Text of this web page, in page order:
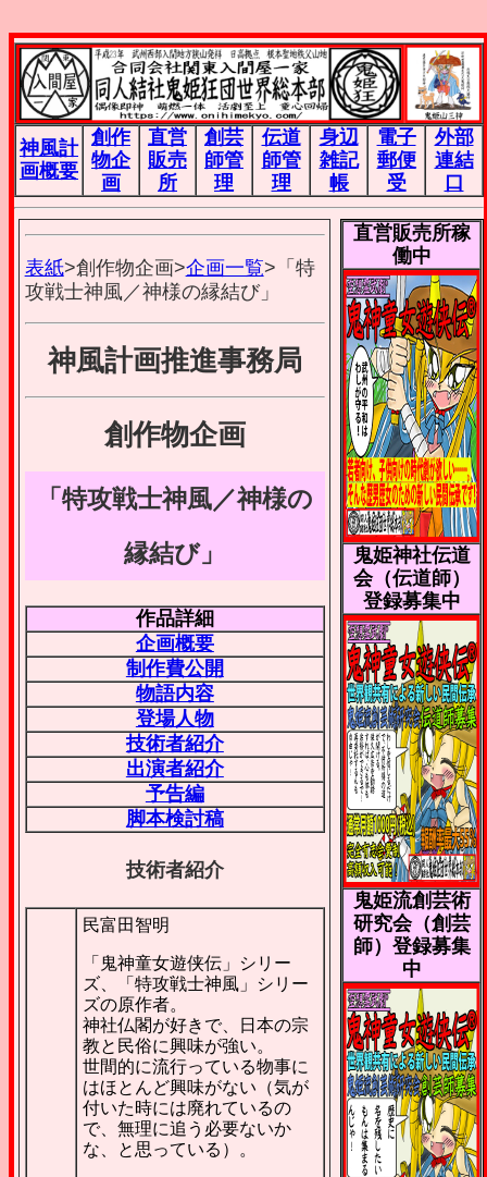
神風計
画概要
創作
物企
画
直営
販売
所
創芸
師管
理
伝道
師管
理
身辺
雑記
帳
電子
郵便
受
外部
連結
口
表紙>創作物企画>企画一覧>「特
攻戦士神風／神様の縁結び」
神風計画推進事務局
創作物企画
「特攻戦士神風／神様の
縁結び」
作品詳細
企画概要
制作費公開
物語内容
登場人物
技術者紹介
出演者紹介
予告編
脚本検討稿
技術者紹介
民富田智明
「鬼神童女遊侠伝」シリー
ズ、「特攻戦士神風」シリー
ズの原作者。
神社仏閣が好きで、日本の宗
教と民俗に興味が強い。
世間的に流行っている物事に
はほとんど興味がない（気が
付いた時には廃れているの
で、無理に追う必要ないか
な、と思っている）。
直営販売所稼
働中
鬼姫神社伝道
会（伝道師）
登録募集中
鬼姫流創芸術
研究会（創芸
師）登録募集
中